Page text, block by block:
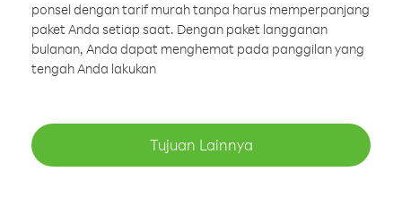
ponsel dengan tarif murah tanpa harus memperpanjang
paket Anda setiap saat. Dengan paket langganan
bulanan, Anda dapat menghemat pada panggilan yang
tengah Anda lakukan
Tujuan Lainnya